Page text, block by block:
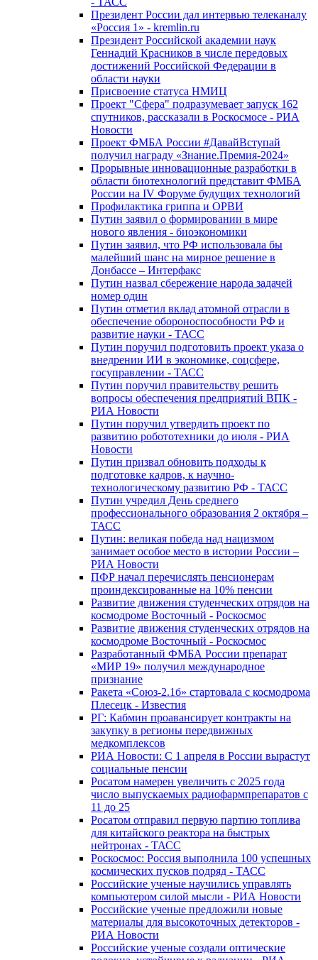
Президент России дал интервью телеканалу
«Россия 1» - kremlin.ru
Президент Российской академии наук
Геннадий Красников в числе передовых
достижений Российской Федерации в
области науки
Присвоение статуса НМИЦ
Проект "Сфера" подразумевает запуск 162
спутников, рассказали в Роскосмосе - РИА
Новости
Проект ФМБА России #ДавайВступай
получил награду «Знание.Премия-2024»
Прорывные инновационные разработки в
области биотехнологий представит ФМБА
России на IV Форуме будущих технологий
Профилактика гриппа и ОРВИ
Путин заявил о формировании в мире
нового явления - биоэкономики
Путин заявил, что РФ использовала бы
малейший шанс на мирное решение в
Донбассе – Интерфакс
Путин назвал сбережение народа задачей
номер один
Путин отметил вклад атомной отрасли в
обеспечение обороноспособности РФ и
развитие науки - ТАСС
Путин поручил подготовить проект указа о
внедрении ИИ в экономике, соцсфере,
госуправлении - ТАСС
Путин поручил правительству решить
вопросы обеспечения предприятий ВПК -
РИА Новости
Путин поручил утвердить проект по
развитию робототехники до июля - РИА
Новости
Путин призвал обновить подходы к
подготовке кадров, к научно-
технологическому развитию РФ - ТАСС
Путин учредил День среднего
профессионального образования 2 октября –
ТАСС
Путин: великая победа над нацизмом
занимает особое место в истории России –
РИА Новости
ПФР начал перечислять пенсионерам
проиндексированные на 10% пенсии
Развитие движения студенческих отрядов на
космодроме Восточный - Роскосмос
Развитие движения студенческих отрядов на
космодроме Восточный - Роскосмос
Разработанный ФМБА России препарат
«МИР 19» получил международное
признание
Ракета «Союз-2.1б» стартовала с космодрома
Плесецк - Известия
РГ: Кабмин проавансирует контракты на
закупку в регионы передвижных
медкомплексов
РИА Новости: С 1 апреля в России вырастут
социальные пенсии
Росатом намерен увеличить с 2025 года
число выпускаемых радиофармпрепаратов с
11 до 25
Росатом отправил первую партию топлива
для китайского реактора на быстрых
нейтронах - ТАСС
Роскосмос: Россия выполнила 100 успешных
космических пусков подряд - ТАСС
Российские ученые научились управлять
компьютером силой мысли - РИА Новости
Российские ученые предложили новые
материалы для высокоточных детекторов -
РИА Новости
Российские ученые создали оптические